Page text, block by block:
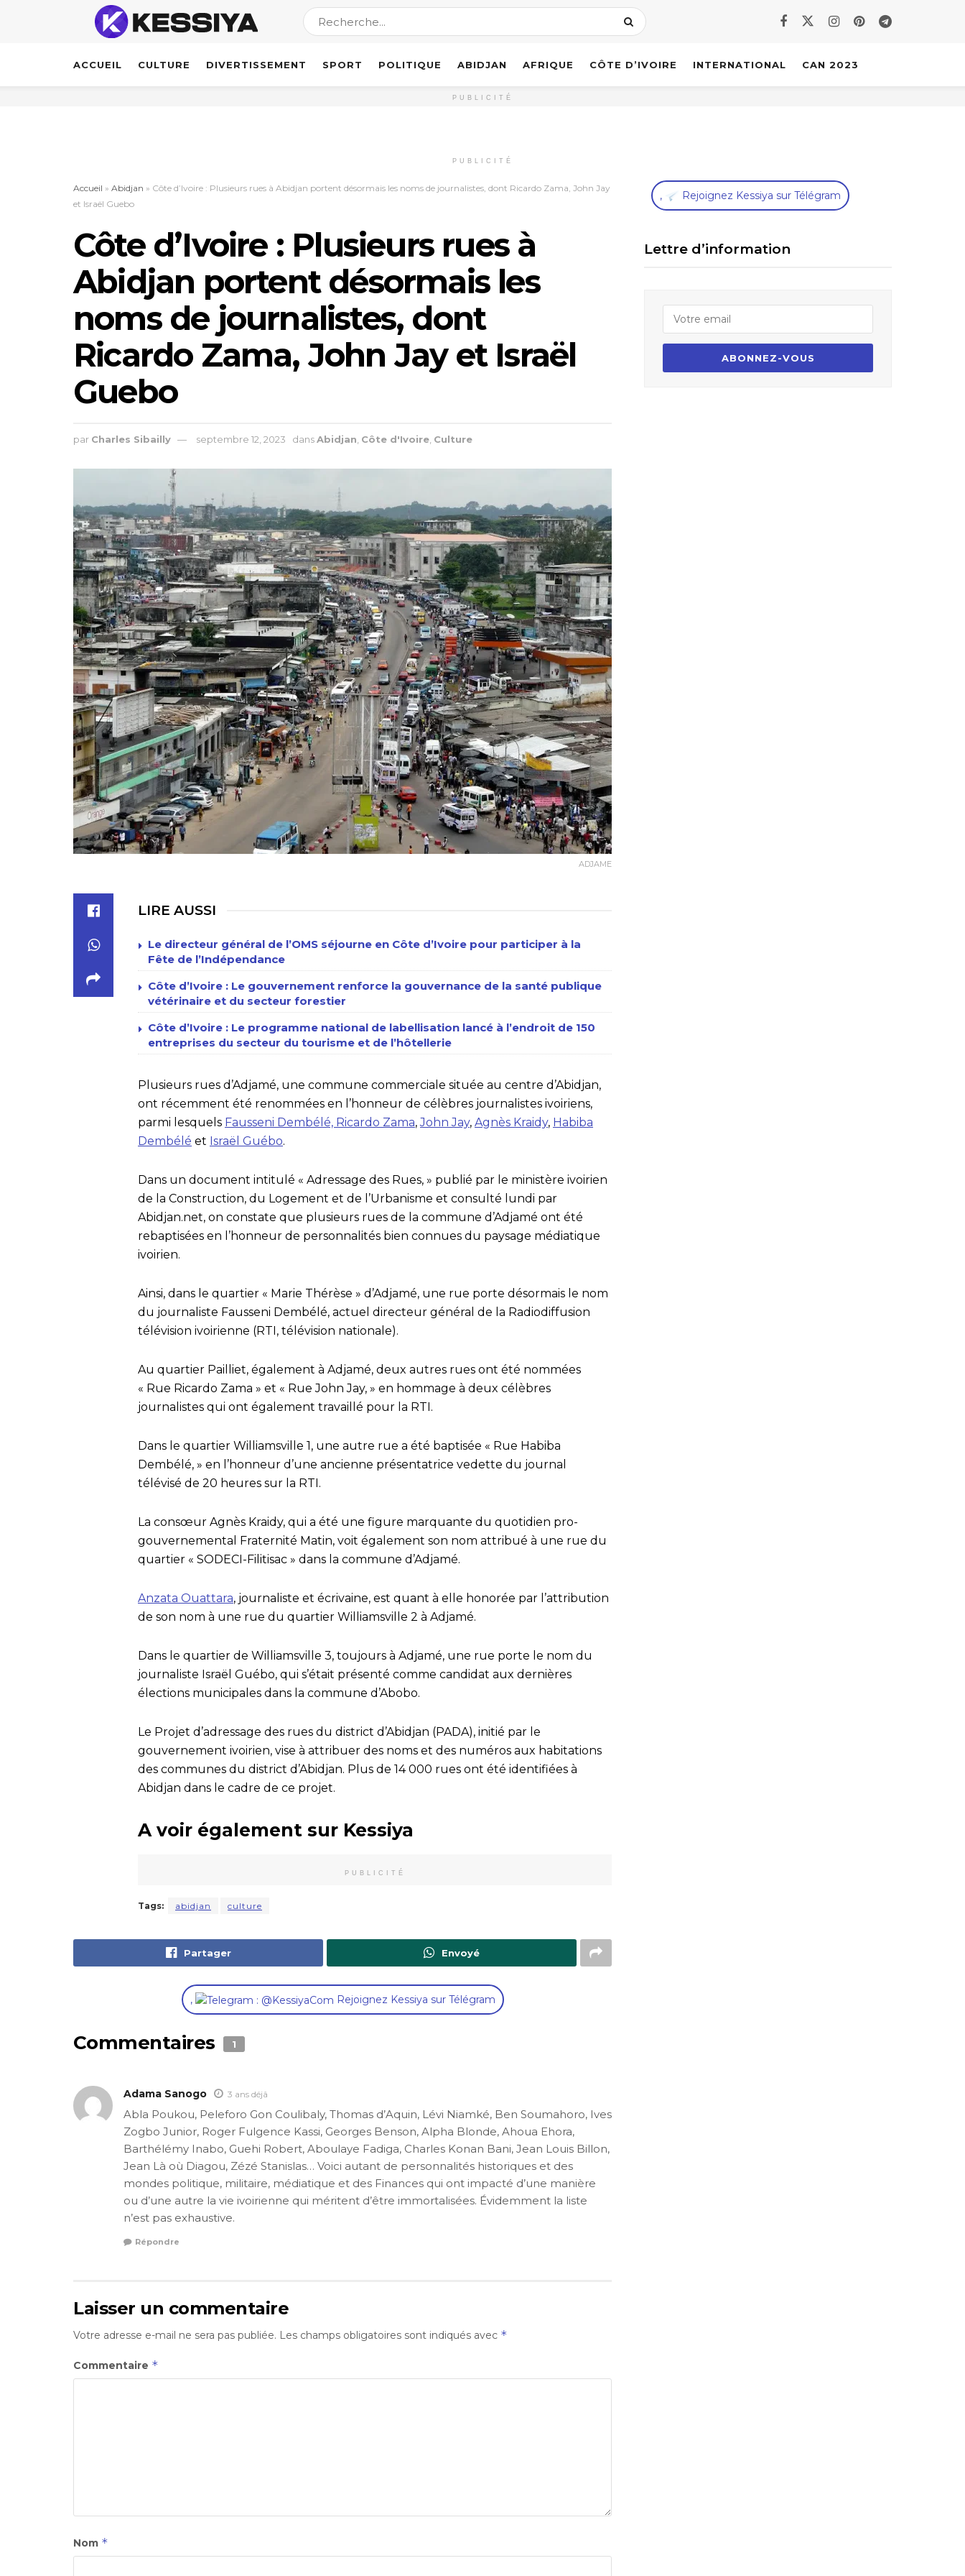
ACCUEIL CULTURE DIVERTISSEMENT SPORT POLITIQUE ABIDJAN AFRIQUE CÔTE D’IVOIRE INTERNATIONAL CAN 2023
PUBLICITÉ
PUBLICITÉ
Accueil » Abidjan » Côte d’Ivoire : Plusieurs rues à Abidjan portent désormais les noms de journalistes, dont Ricardo Zama, John Jay
et Israël Guebo
Côte d’Ivoire : Plusieurs rues à
Abidjan portent désormais les
noms de journalistes, dont
Ricardo Zama, John Jay et Israël
Guebo
par Charles Sibailly septembre 12, 2023 dansAbidjan Côte d'Ivoire Culture
ADJAME
LIRE AUSSI
Le directeur général de l’OMS séjourne en Côte d’Ivoire pour participer à la
Fête de l’Indépendance
Côte d’Ivoire : Le gouvernement renforce la gouvernance de la santé publique
vétérinaire et du secteur forestier
Côte d’Ivoire : Le programme national de labellisation lancé à l’endroit de 150
entreprises du secteur du tourisme et de l’hôtellerie
Plusieurs rues d’Adjamé, une commune commerciale située au centre d’Abidjan,
ont récemment été renommées en l’honneur de célèbres journalistes ivoiriens,
parmi lesquels Fausseni Dembélé, Ricardo Zama,John Jay, Agnès Kraidy, Habiba
Dembélé et Israël Guébo.
Dans un document intitulé « Adressage des Rues, » publié par le ministère ivoirien
de la Construction, du Logement et de l’Urbanisme et consulté lundi par
Abidjan.net, on constate que plusieurs rues de la commune d’Adjamé ont été
rebaptisées en l’honneur de personnalités bien connues du paysage médiatique
ivoirien.
Ainsi, dans le quartier « Marie Thérèse » d’Adjamé, une rue porte désormais le nom
du journaliste Fausseni Dembélé, actuel directeur général de la Radiodiffusion
télévision ivoirienne (RTI, télévision nationale).
Au quartier Pailliet, également à Adjamé, deux autres rues ont été nommées
« Rue Ricardo Zama » et « Rue John Jay, » en hommage à deux célèbres
journalistes qui ont également travaillé pour la RTI.
Dans le quartier Williamsville 1, une autre rue a été baptisée « Rue Habiba
Dembélé, » en l’honneur d’une ancienne présentatrice vedette du journal
télévisé de 20 heures sur la RTI.
La consœur Agnès Kraidy, qui a été une figure marquante du quotidien pro-
gouvernemental Fraternité Matin, voit également son nom attribué à une rue du
quartier « SODECI-Filitisac » dans la commune d’Adjamé.
Anzata Ouattara, journaliste et écrivaine, est quant à elle honorée par l’attribution
de son nom à une rue du quartier Williamsville 2 à Adjamé.
Dans le quartier de Williamsville 3, toujours à Adjamé, une rue porte le nom du
journaliste Israël Guébo, qui s’était présenté comme candidat aux dernières
élections municipales dans la commune d’Abobo.
Le Projet d’adressage des rues du district d’Abidjan (PADA), initié par le
gouvernement ivoirien, vise à attribuer des noms et des numéros aux habitations
des communes du district d’Abidjan. Plus de 14 000 rues ont été identifiées à
Abidjan dans le cadre de ce projet.
A voir également sur Kessiya
PUBLICITÉ
Tags: abidjan culture
Partager Envoyé
, Rejoignez Kessiya sur Télégram
Commentaires 1
Adama Sanogo 3 ans déjâ
Abla Poukou, Peleforo Gon Coulibaly, Thomas d’Aquin, Lévi Niamké, Ben Soumahoro, Ives
Zogbo Junior, Roger Fulgence Kassi, Georges Benson, Alpha Blonde, Ahoua Ehora,
Barthélémy Inabo, Guehi Robert, Aboulaye Fadiga, Charles Konan Bani, Jean Louis Billon,
Jean Là où Diagou, Zézé Stanislas… Voici autant de personnalités historiques et des
mondes politique, militaire, médiatique et des Finances qui ont impacté d’une manière
ou d’une autre la vie ivoirienne qui méritent d’être immortalisées. Évidemment la liste
n’est pas exhaustive.
Répondre
Laisser un commentaire
Votre adresse e-mail ne sera pas publiée. Les champs obligatoires sont indiqués avec *
Commentaire *
Nom *
, Rejoignez Kessiya sur Télégram
Lettre d’information